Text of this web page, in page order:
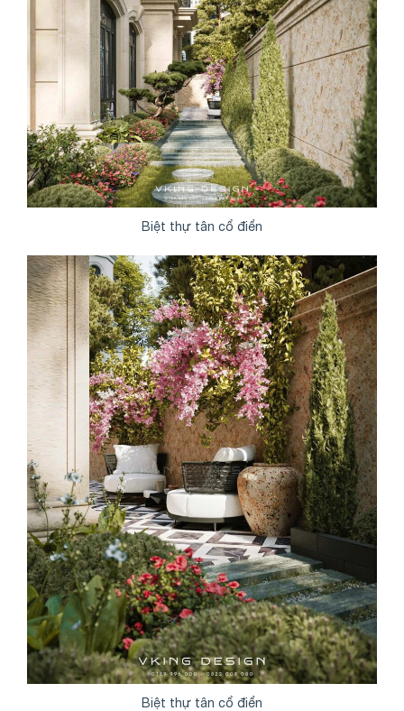
Share
Biệt thự tân cổ điển
Biệt thự tân cổ điển